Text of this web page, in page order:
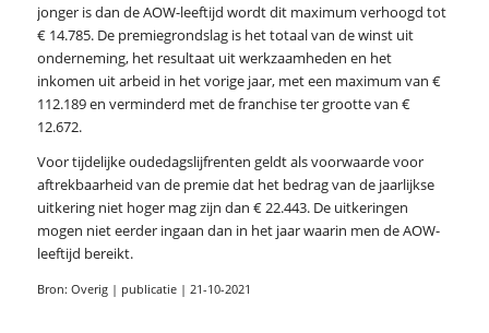
jonger is dan de AOW-leeftijd wordt dit maximum verhoogd tot
€ 14.785. De premiegrondslag is het totaal van de winst uit
onderneming, het resultaat uit werkzaamheden en het
inkomen uit arbeid in het vorige jaar, met een maximum van €
112.189 en verminderd met de franchise ter grootte van €
12.672.
Voor tijdelijke oudedagslijfrenten geldt als voorwaarde voor
aftrekbaarheid van de premie dat het bedrag van de jaarlijkse
uitkering niet hoger mag zijn dan € 22.443. De uitkeringen
mogen niet eerder ingaan dan in het jaar waarin men de AOW-
leeftijd bereikt.
Bron: Overig | publicatie | 21-10-2021